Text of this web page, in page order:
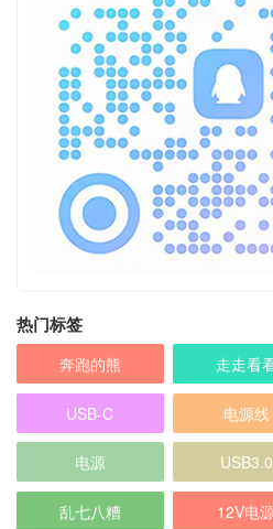
热门标签
奔跑的熊 走走看
USB-C 电源线
电源 USB3.0
乱七八糟 12V电